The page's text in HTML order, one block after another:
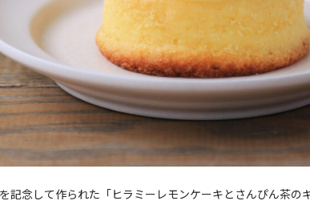
記念して作られた「ヒラミーレモンケーキとさんぴん茶の